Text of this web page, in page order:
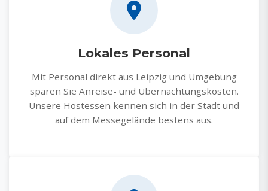
Lokales Personal
Mit Personal direkt aus Leipzig und Umgebung
sparen Sie Anreise- und Übernachtungskosten.
Unsere Hostessen kennen sich in der Stadt und
auf dem Messegelände bestens aus.